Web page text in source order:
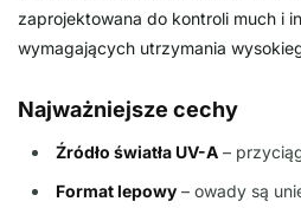
zaprojektowana do kontroli much i
wymagających utrzymania
Najważniejsze cechy
Źródło światła UV-A –
Format lepowy – owady są